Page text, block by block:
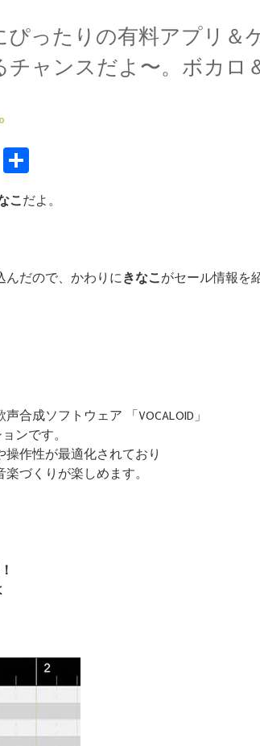
ぴったりの有料アプリ＆
チャンスだよ〜。ボカロ
Email
こだよ。
んだので、かわりにきなこがセール情報を
合成ソフトウェア 「VOCALOID」
ンです。
作性が最適化されており
づくりが楽しめます。